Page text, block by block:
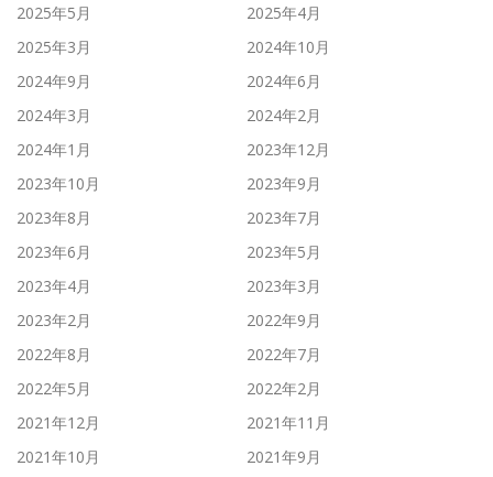
2025年5月
2025年4月
2025年3月
2024年10月
2024年9月
2024年6月
2024年3月
2024年2月
2024年1月
2023年12月
2023年10月
2023年9月
2023年8月
2023年7月
2023年6月
2023年5月
2023年4月
2023年3月
2023年2月
2022年9月
2022年8月
2022年7月
2022年5月
2022年2月
2021年12月
2021年11月
2021年10月
2021年9月